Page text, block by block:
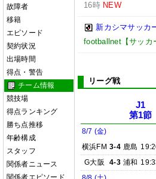
故障者
移籍
エピソード
契約状況
出場時間
得点・警告
チーム情報
競技場
得点ランキング
勝ち点推移
年齢構成
スタッフ
関係者ニュース
関係者エピソード
16時 NEW
新カシマサッカ
footballnet【サッカ
リーグ戦
J1
第1節
8/7 (金)
横浜FM 3-4 鹿島
G大阪
4-3 浦和